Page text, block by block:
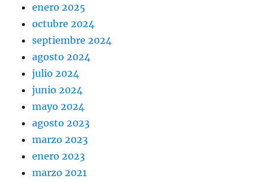
enero 2025
octubre 2024
septiembre 2024
agosto 2024
julio 2024
junio 2024
mayo 2024
agosto 2023
marzo 2023
enero 2023
marzo 2021